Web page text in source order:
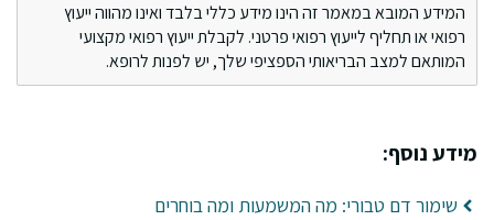
המידע המובא במאמר זה הינו מידע כללי בלבד ואינו מהווה ייעוץ
רפואי או תחליף לייעוץ רפואי פרטני. לקבלת ייעוץ רפואי מקצועי
המותאם למצב הבריאותי הספציפי שלך, יש לפנות לרופא.
מידע נוסף:
שימור דם טבורי: מה המשמעות ומה בוחרים